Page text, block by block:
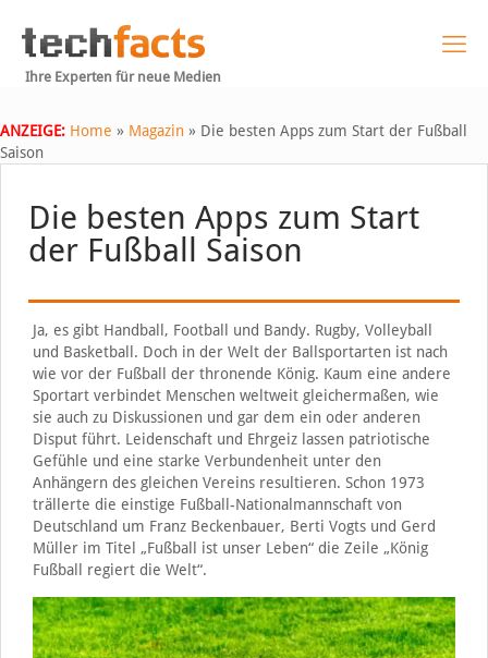
Ihre Experten für neue Medien
ANZEIGE: Home » Magazin » Die besten Apps zum Start der Fußball
Saison
Die besten Apps zum Start
der Fußball Saison
Ja, es gibt Handball, Football und Bandy. Rugby, Volleyball
und Basketball. Doch in der Welt der Ballsportarten ist nach
wie vor der Fußball der thronende König. Kaum eine andere
Sportart verbindet Menschen weltweit gleichermaßen, wie
sie auch zu Diskussionen und gar dem ein oder anderen
Disput führt. Leidenschaft und Ehrgeiz lassen patriotische
Gefühle und eine starke Verbundenheit unter den
Anhängern des gleichen Vereins resultieren. Schon 1973
trällerte die einstige Fußball-Nationalmannschaft von
Deutschland um Franz Beckenbauer, Berti Vogts und Gerd
Müller im Titel „Fußball ist unser Leben“ die Zeile „König
Fußball regiert die Welt“.